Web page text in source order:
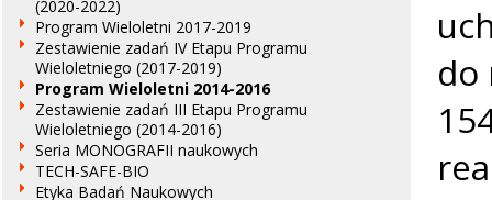
(2020-2022)
Program Wieloletni 2017-2019
Zestawienie zadań IV Etapu Programu
Wieloletniego (2017-2019)
Program Wieloletni 2014-2016
Zestawienie zadań III Etapu Programu
Wieloletniego (2014-2016)
Seria MONOGRAFII naukowych
TECH-SAFE-BIO
Etyka Badań Naukowych
do